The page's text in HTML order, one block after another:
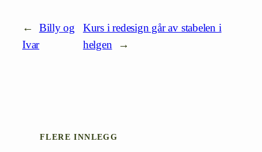
←
Billy og
Ivar
Kurs i redesign går av stabelen i
helgen
→
FLERE INNLEGG